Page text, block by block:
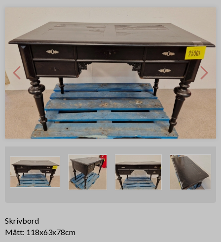
Skrivbord
Mått: 118x63x78cm